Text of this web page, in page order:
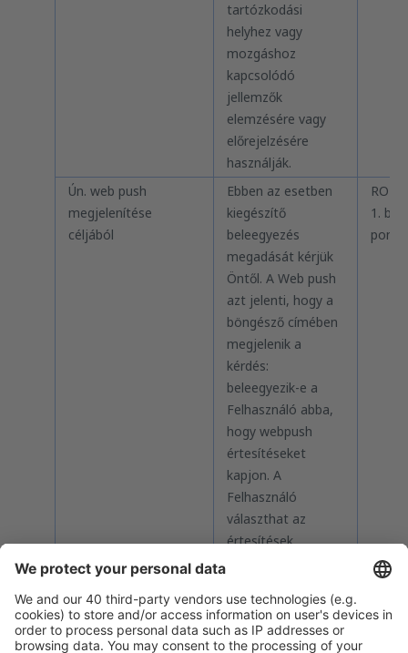
tartózkodási
helyhez vagy
mozgáshoz
kapcsolódó
jellemzők
elemzésére vagy
előrejelzésére
használják.
Ún. web push
megjelenítése
céljából
Ebben az esetben
kiegészítő
beleegyezés
megadását kérjük
Öntől. A Web push
azt jelenti, hogy a
böngésző címében
megjelenik a
kérdés:
beleegyezik-e a
Felhasználó abba,
hogy webpush
értesítéseket
kapjon. A
Felhasználó
választhat az
értesítések
értesítés tartalmát
a böngésző hozza
1.
pont